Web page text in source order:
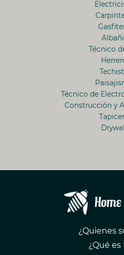
Albañil
Técnico
Técnico de
Construcción y
Drywall
¿Quienes
¿Qué es